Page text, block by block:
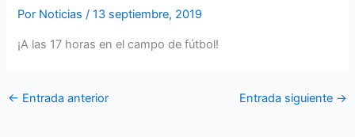
Por Noticias/13 septiembre, 2019
¡A las 17 horas en el campo de fútbol!
← Entrada anterior Entrada siguiente →